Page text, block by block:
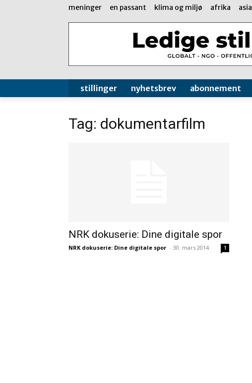
meninger en passant klima og miljø afrika asia
stillinger nyhetsbrev abonnement
Tag: dokumentarfilm
NRK dokuserie: Dine digitale spor
NRK dokuserie: Dine digitale spor - 30. mars 2014 1